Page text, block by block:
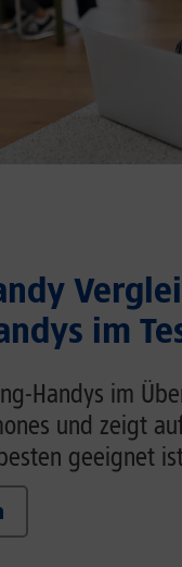
im
Handys im
und zeigt
geeignet